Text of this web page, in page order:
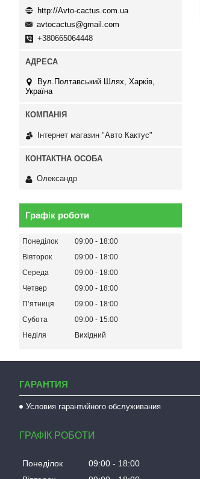
http://Avto-cactus.com.ua
avtocactus@gmail.com
+380665064448
Вул.Полтавський Шлях, Харків,
Україна
Інтернет магазин "Авто Кактус"
Олександр
Графік роботи
Понеділок 09:00
18:00
Вівторок
09:00
18:00
Середа
09:00
18:00
Четвер
09:00
18:00
Пʼятниця
09:00
18:00
Субота
09:00
15:00
Неділя
Вихідний
ГАРАНТИЯ
Условия гарантийного обслуживания
ГРАФІК РОБОТИ
Понеділок 09:00
18:00